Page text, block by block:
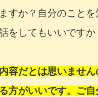
すか？自分のこと
をしてもいいですか
容だとは思いませ
方がいいです。ご自